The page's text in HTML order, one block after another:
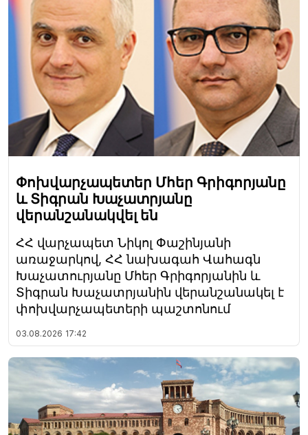
Փոխվարչապետեր Մհեր Գրիգորյանը
և Տիգրան Խաչատրյանը
վերանշանակվել են
ՀՀ վարչապետ Նիկոլ Փաշինյանի
առաջարկով, ՀՀ նախագահ Վահագն
Խաչատուրյանը Մհեր Գրիգորյանին և
Տիգրան Խաչատրյանին վերանշանակել է
փոխվարչապետերի պաշտոնում
03.08.2026 17:42